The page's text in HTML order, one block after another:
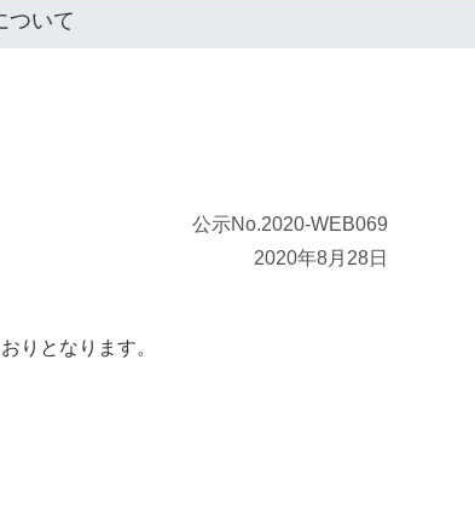
ついて
公示No.2020-WEB069
2020年8月28日
りとなります。